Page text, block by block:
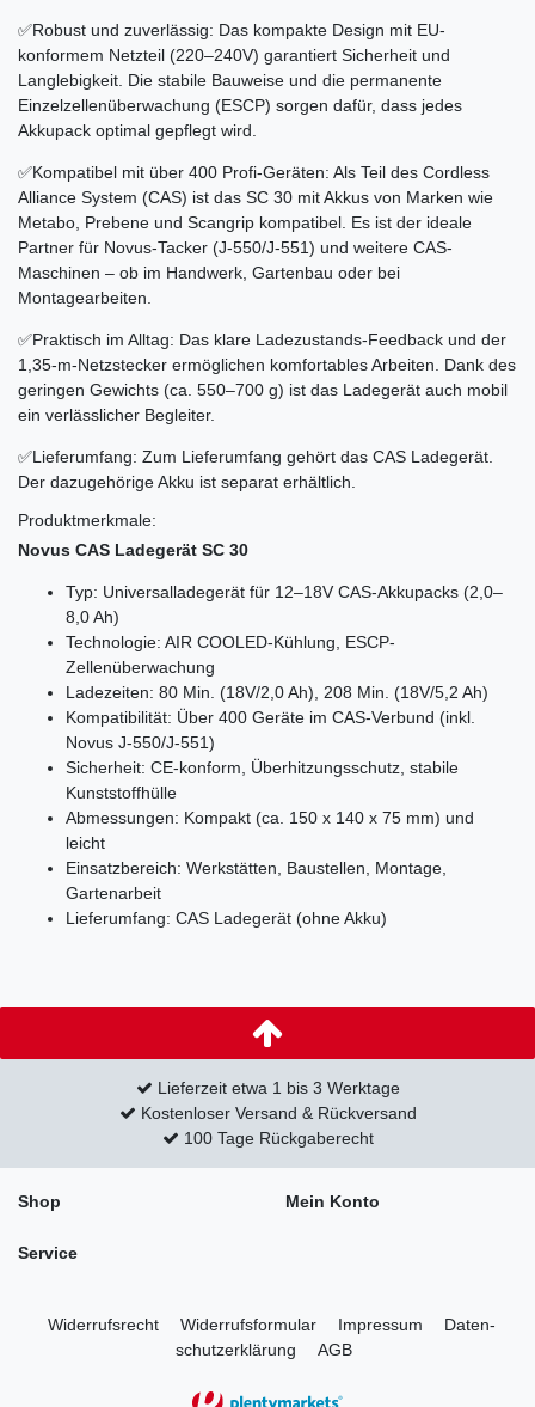
✅Robust und zuverlässig: Das kompakte Design mit EU-
konformem Netzteil (220–240V) garantiert Sicherheit und
Langlebigkeit. Die stabile Bauweise und die permanente
Einzelzellenüberwachung (ESCP) sorgen dafür, dass jedes
Akkupack optimal gepflegt wird.
✅Kompatibel mit über 400 Profi-Geräten: Als Teil des Cordless
Alliance System (CAS) ist das SC 30 mit Akkus von Marken wie
Metabo, Prebene und Scangrip kompatibel. Es ist der ideale
Partner für Novus-Tacker (J-550/J-551) und weitere CAS-
Maschinen – ob im Handwerk, Gartenbau oder bei
Montagearbeiten.
✅Praktisch im Alltag: Das klare Ladezustands-Feedback und der
1,35-m-Netzstecker ermöglichen komfortables Arbeiten. Dank des
geringen Gewichts (ca. 550–700 g) ist das Ladegerät auch mobil
ein verlässlicher Begleiter.
✅Lieferumfang: Zum Lieferumfang gehört das CAS Ladegerät.
Der dazugehörige Akku ist separat erhältlich.
Produktmerkmale:
Novus CAS Ladegerät SC 30
Typ: Universalladegerät für 12–18V CAS-Akkupacks (2,0–
8,0 Ah)
Technologie: AIR COOLED-Kühlung, ESCP-
Zellenüberwachung
Ladezeiten: 80 Min. (18V/2,0 Ah), 208 Min. (18V/5,2 Ah)
Kompatibilität: Über 400 Geräte im CAS-Verbund (inkl.
Novus J-550/J-551)
Sicherheit: CE-konform, Überhitzungsschutz, stabile
Kunststoffhülle
Abmessungen: Kompakt (ca. 150 x 140 x 75 mm) und
leicht
Einsatzbereich: Werkstätten, Baustellen, Montage,
Gartenarbeit
Lieferumfang: CAS Ladegerät (ohne Akku)
Lieferzeit etwa 1 bis 3 Werktage
Kostenloser Versand & Rückversand
100 Tage Rückgaberecht
Shop Mein Konto
Service
Widerrufs­recht Widerrufs­formular Impressum
Daten­
schutz­erklärung
AGB